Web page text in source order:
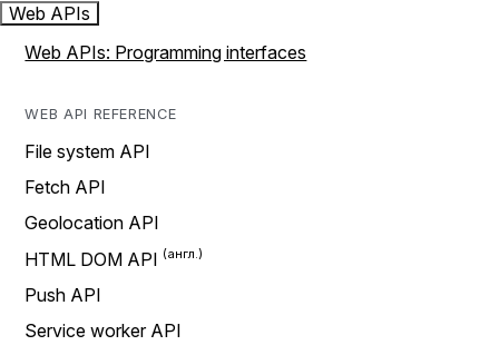
Web APIs
Web APIs: Programming interfaces
WEB API REFERENCE
File system API
Fetch API
Geolocation API
HTML DOM API
Push API
Service worker API